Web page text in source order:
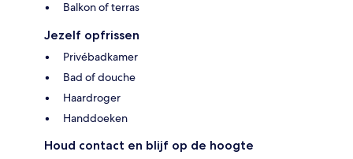
Balkon of terras
Jezelf opfrissen
Privébadkamer
Bad of douche
Haardroger
Handdoeken
Houd contact en blijf op de hoogte